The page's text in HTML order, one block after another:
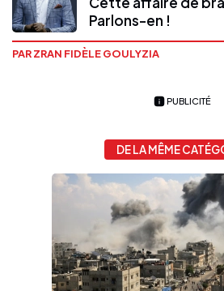
Parlons-en !
PAR ZRAN FIDÈLE GOULYZIA
PUBLICITÉ
DE LA MÊME